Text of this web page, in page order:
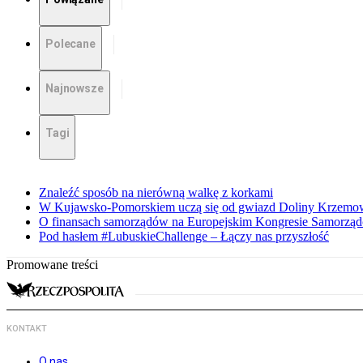
Polecane
Najnowsze
Tagi
Znaleźć sposób na nierówną walkę z korkami
W Kujawsko-Pomorskiem uczą się od gwiazd Doliny
O finansach samorządów na Europejskim Kongresie
Pod hasłem #LubuskieChallenge – Łączy nas przyszłość
Promowane treści
KONTAKT